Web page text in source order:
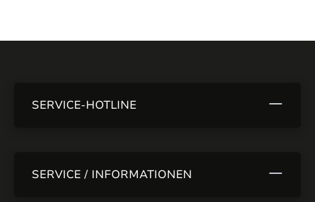
SERVICE-HOTLINE
SERVICE / INFORMATIONEN